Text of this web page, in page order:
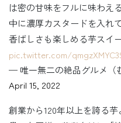
は密の甘味をフルに味わえ
中に濃厚カスタードを入れ
香ばしさも楽しめる芋スイ
pic.twitter.com/
— 唯一無二の絶品グルメ（
April 15, 2022
創業から120年以上を誇る